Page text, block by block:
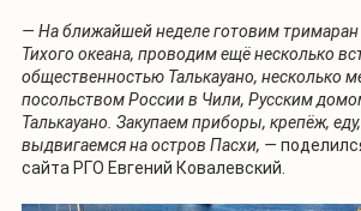
— На ближайшей неделе готовим тримаран
Тихого океана, проводим ещё несколько
общественностью Талькауано, несколько
посольством России в Чили, Русским
Талькауано. Закупаем приборы, крепёж,
выдвигаемся на остров Пасхи, —
сайта РГО Евгений Ковалевский.